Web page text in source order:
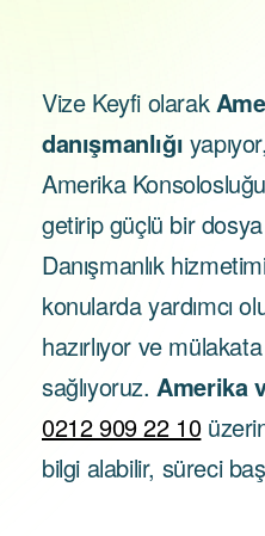
Vize Keyfi olarak
danışmanlığı
Amerika
getirip güçlü bir dosya
Danışmanlık
konularda yardımcı
hazırlıyor ve mülakata
sağlıyoruz.Amerika
0212 909 22 10
bilgi alabilir, süreci